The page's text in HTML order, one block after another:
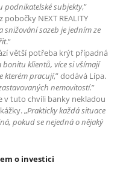
podnikatelské subjekty,”
NEXT REALITY
snižování sazeb je jedním ze
.“
větší potřeba krýt případná
klientů, více si všímají
kterém pracují,” dodává Lípa.
nemovitostí.”
v tuto chvíli banky nekladou
„Prakticky každá situace
pokud se nejedná o nějaký
o investici